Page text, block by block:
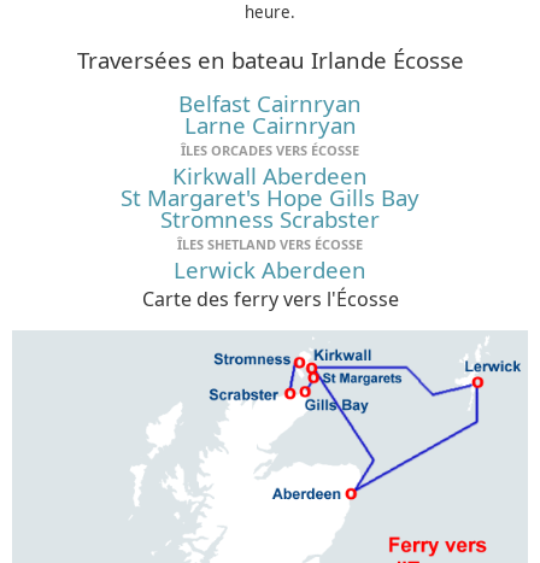
heure.
Traversées en bateau Irlande Écosse
Belfast Cairnryan
Larne Cairnryan
ÎLES ORCADES VERS ÉCOSSE
Kirkwall Aberdeen
St Margaret's Hope Gills Bay
Stromness Scrabster
ÎLES SHETLAND VERS ÉCOSSE
Lerwick Aberdeen
Carte des ferry vers l'Écosse